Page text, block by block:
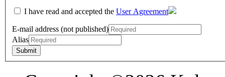
I have read and accepted the User Agreement
E-mail address (not published)
Alias